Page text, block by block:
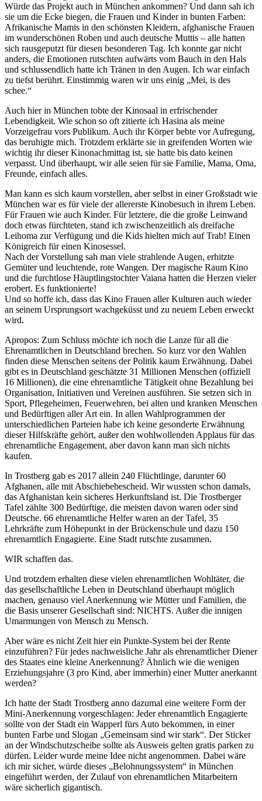
Würde das Projekt auch in München ankommen? Und dann sah ich
sie um die Ecke biegen, die Frauen und Kinder in bunten Farben:
Afrikanische Mamis in den schönsten Kleidern, afghanische Frauen
im wunderschönen Roben und auch deutsche Muttis – alle hatten
sich rausgeputzt für diesen besonderen Tag. Ich konnte gar nicht
anders, die Emotionen rutschten aufwärts vom Bauch in den Hals
und schlussendlich hatte ich Tränen in den Augen. Ich war einfach
zu tiefst berührt. Einstimmig waren wir uns einig „Mei, is des
schee.“
Auch hier in München tobte der Kinosaal in erfrischender
Lebendigkeit. Wie schon so oft zitierte ich Hasina als meine
Vorzeigefrau vors Publikum. Auch ihr Körper bebte vor Aufregung,
das beruhigte mich. Trotzdem erklärte sie in greifenden Worten wie
wichtig ihr dieser Kinonachmittag ist, sie hatte bis dato keinen
verpasst. Und überhaupt, wir alle seien für sie Familie, Mama, Oma,
Freunde, einfach alles.
Man kann es sich kaum vorstellen, aber selbst in einer Großstadt wie
München war es für viele der allererste Kinobesuch in ihrem Leben.
Für Frauen wie auch Kinder. Für letztere, die die große Leinwand
doch etwas fürchteten, stand ich zwischenzeitlich als dreifache
Leihoma zur Verfügung und die Kids hielten mich auf Trab! Einen
Königreich für einen Kinosessel.
Nach der Vorstellung sah man viele strahlende Augen, erhitzte
Gemüter und leuchtende, rote Wangen. Der magische Raum Kino
und die furchtlose Häuptlingstochter Vaiana hatten die Herzen vieler
erobert. Es funktionierte!
Und so hoffe ich, dass das Kino Frauen aller Kulturen auch wieder
an seinem Ursprungsort wachgeküsst und zu neuem Leben erweckt
wird.
Apropos: Zum Schluss möchte ich noch die Lanze für all die
Ehrenamtlichen in Deutschland brechen. So kurz vor den Wahlen
finden diese Menschen seitens der Politik kaum Erwähnung. Dabei
gibt es in Deutschland geschätzte 31 Millionen Menschen (offiziell
16 Millionen), die eine ehrenamtliche Tätigkeit ohne Bezahlung bei
Organisation, Initiativen und Vereinen ausführen. Sie setzen sich in
Sport, Pflegeheimen, Feuerwehren, bei alten und kranken Menschen
und Bedürftigen aller Art ein. In allen Wahlprogrammen der
unterschiedlichen Parteien habe ich keine gesonderte Erwähnung
dieser Hilfskräfte gehört, außer den wohlwollenden Applaus für das
ehrenamtliche Engagement, aber davon kann man sich nichts
kaufen.
In Trostberg gab es 2017 allein 240 Flüchtlinge, darunter 60
Afghanen, alle mit Abschiebebescheid. Wir wussten schon damals,
das Afghanistan kein sicheres Herkunftsland ist. Die Trostberger
Tafel zählte 300 Bedürftige, die meisten davon waren oder sind
Deutsche. 66 ehrenamtliche Helfer waren an der Tafel, 35
Lehrkräfte zum Höhepunkt in der Brückenschule und dazu 150
ehrenamtlich Engagierte. Eine Stadt rutschte zusammen.
WIR schaffen das.
Und trotzdem erhalten diese vielen ehrenamtlichen Wohltäter, die
das gesellschaftliche Leben in Deutschland überhaupt möglich
machen, genauso viel Anerkennung wie Mütter und Familien, die
die Basis unserer Gesellschaft sind: NICHTS. Außer die innigen
Umarmungen von Mensch zu Mensch.
Aber wäre es nicht Zeit hier ein Punkte-System bei der Rente
einzuführen? Für jedes nachweisliche Jahr als ehrenamtlicher Diener
des Staates eine kleine Anerkennung? Ähnlich wie die wenigen
Erziehungsjahre (3 pro Kind, aber immerhin) einer Mutter anerkannt
werden?
Ich hatte der Stadt Trostberg anno dazumal eine weitere Form der
Mini-Anerkennung vorgeschlagen: Jeder ehrenamtlich Engagierte
sollte von der Stadt ein Wapperl fürs Auto bekommen, in einer
bunten Farbe und Slogan „Gemeinsam sind wir stark“. Der Sticker
an der Windschutzscheibe sollte als Ausweis gelten gratis parken zu
dürfen. Leider wurde meine Idee nicht angenommen. Dabei wäre
ich mir sicher, würde dieses „Belohnungssystem“ in München
eingeführt werden, der Zulauf von ehrenamtlichen Mitarbeitern
wäre sicherlich gigantisch.